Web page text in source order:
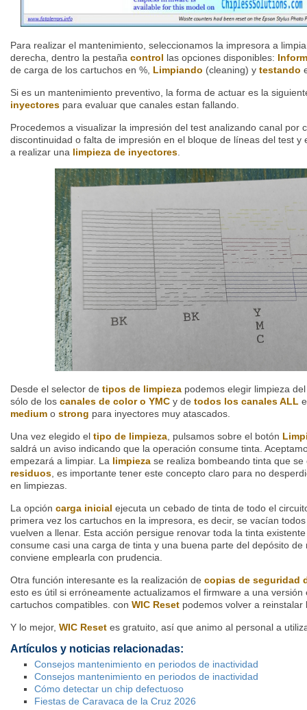
Para realizar el mantenimiento, seleccionamos la impresora a
derecha, dentro la pestaña control las opciones disponibles:
de carga de los cartuchos en %, Limpiando (cleaning) y testando
Si es un mantenimiento preventivo, la forma de actuar es la
inyectores para evaluar que canales estan fallando.
Procedemos a visualizar la impresión del test analizando canal por
discontinuidad o falta de impresión en el bloque de líneas del test y
a realizar una limpieza de inyectores
Desde el selector de tipos de limpieza podemos elegir limpieza
sólo de los canales de color o YMC y de todos los canales ALL
medium o strong para inyectores muy atascados.
Una vez elegido el tipo de limpieza, pulsamos sobre el botón
saldrá un aviso indicando que la operación consume tinta.
empezará a limpiar. La limpieza se realiza bombeando tinta que
residuos, es importante tener este concepto claro para no
en limpiezas.
La opción carga inicial ejecuta un cebado de tinta de todo el
primera vez los cartuchos en la impresora, es decir, se vacían
vuelven a llenar. Esta acción persigue renovar toda la tinta
consume casi una carga de tinta y una buena parte del depósito
conviene emplearla con prudencia.
Otra función interesante es la realización de copias de seguridad
esto es útil si erróneamente actualizamos el firmware a una
cartuchos compatibles. con WIC Reset podemos volver a reinstalar
Y lo mejor, WIC Reset es gratuito, así que animo al personal a
Artículos y noticias relacionadas:
Consejos mantenimiento en periodos de inactividad
Consejos mantenimiento en periodos de inactividad
Cómo detectar un chip defectuoso
Fiestas de Caravaca de la Cruz 2026